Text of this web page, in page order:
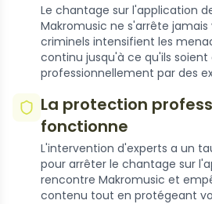
Le chantage sur l'application
Makromusic ne s'arrête
criminels intensifient les
continu jusqu'à ce qu'ils soient
professionnellement par des
La protection
fonctionne
L'intervention d'experts a un
pour arrêter le chantage sur
rencontre Makromusic et
contenu tout en protégeant